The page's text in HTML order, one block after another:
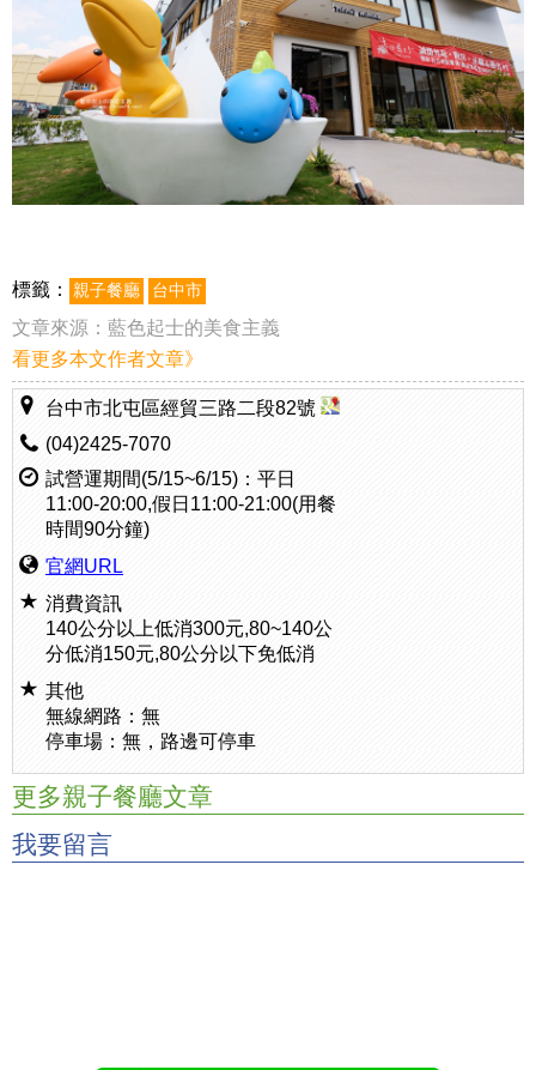
標籤： 親子餐廳 台中市
文章來源： 藍色起士的美食主義
看更多本文作者文章》
台中市北屯區經貿三路二段82號
(04)2425-7070
試營運期間(5/15~6/15)：平日
11:00-20:00,假日11:00-21:00(用餐
時間90分鐘)
官網URL
消費資訊
140公分以上低消300元,80~140公
分低消150元,80公分以下免低消
其他
無線網路：無
停車場：無，路邊可停車
更多親子餐廳文章
我要留言